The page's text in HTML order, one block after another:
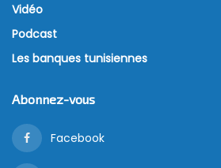
Vidéo
Podcast
Les banques tunisiennes
Abonnez-vous
Facebook